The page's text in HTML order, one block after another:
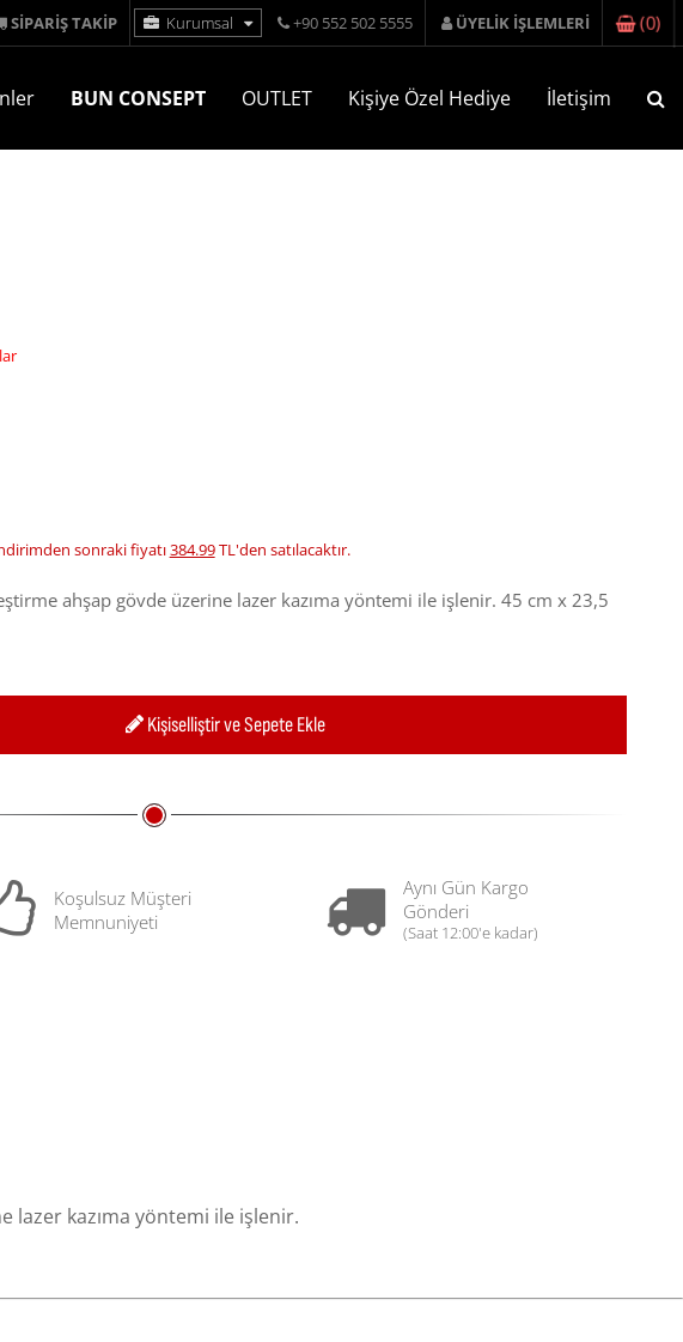
SİPARİŞ TAKİP Kurumsal +90 552 502 5555 ÜYELİK İŞLEMLERİ (0)
BUN CONSEPT OUTLET Kişiye Özel Hediye İletişim
sonraki fiyatı384.99TL'den satılacaktır.
ahşap gövde üzerine lazer kazıma yöntemi ile işlenir. 45 cm x 23,5
Kişiselliştir ve Sepete Ekle
Koşulsuz Müşteri
Memnuniyeti
Aynı Gün Kargo
Gönderi
(Saat 12:00'e kadar)
lazer kazıma yöntemi ile işlenir.